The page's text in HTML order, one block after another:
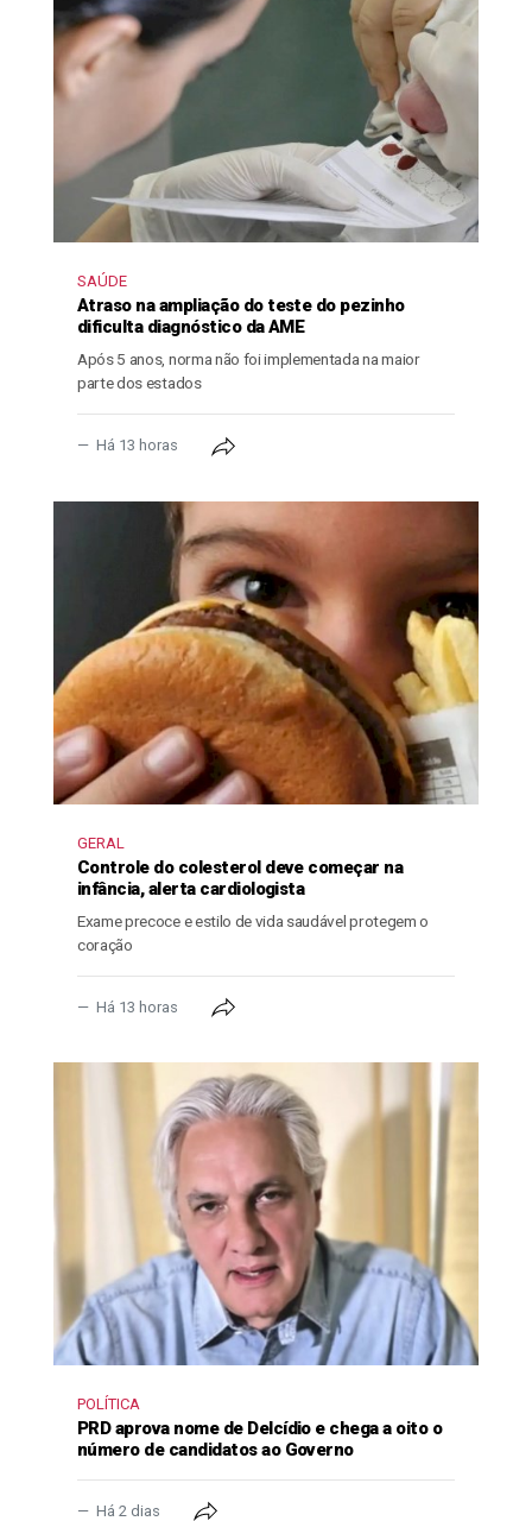
SAÚDE
Atraso na ampliação do teste do pezinho
dificulta diagnóstico da AME
Após 5 anos, norma não foi implementada na maior
parte dos estados
Há 13 horas
GERAL
Controle do colesterol deve começar na
infância, alerta cardiologista
Exame precoce e estilo de vida saudável protegem o
coração
Há 13 horas
POLÍTICA
PRD aprova nome de Delcídio e chega a oito o
número de candidatos ao Governo
Há 2 dias